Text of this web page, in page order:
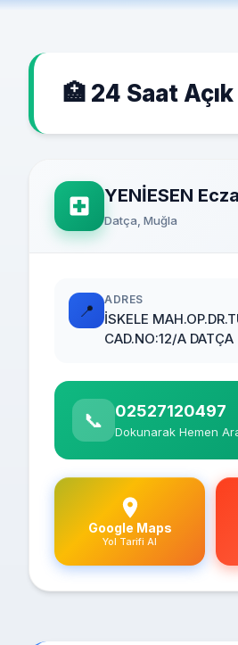
🏥 24 Saat
YENİESEN
Datça, Muğla
📍
ADRES
İSKELE
CAD.NO:12/A DATÇA
📞 02527120497
Dokunarak Hemen
Google Maps
Yol Tarifi Al